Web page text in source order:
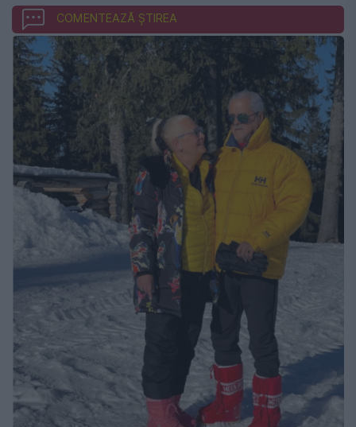
COMENTEAZĂ ȘTIREA